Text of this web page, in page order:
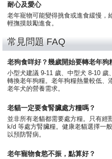
耐心及愛心
老年寵物可能變得挑食或進食緩慢，
輕撫摸鼓勵進食。
常見問題 FAQ
老狗食咩好？幾歲開始要轉老年狗
小型犬建議 9-11 歲、中型犬 8-10
轉換老年狗糧。老年狗糧熱量較低、
老年犬的營養需求。
老貓一定要食腎臟處方糧嗎？
並非所有老貓都需要處方糧。只有經
k/d 等處方腎臟糧。健康老貓選擇一
以預防腎病。
老年寵物食慾不振，點算好？